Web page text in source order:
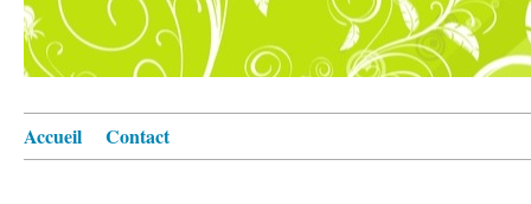
Accueil Contact